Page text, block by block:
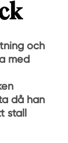
och
med
då han
stall